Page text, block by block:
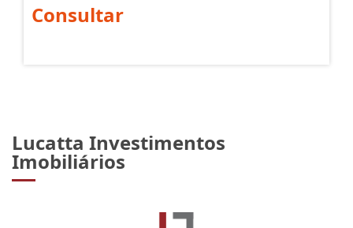
Consultar
Lucatta Investimentos
Imobiliários